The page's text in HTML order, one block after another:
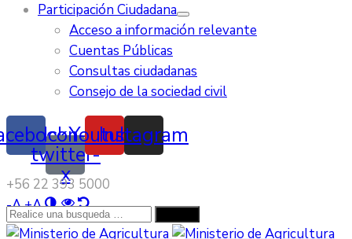
Participación Ciudadana
Acceso a información relevante
Cuentas Públicas
Consultas ciudadanas
Consejo de la sociedad civil
Icon-
twitter-
x
Youtube
Instagram
‭+56 22 393 5000‬
-A+A